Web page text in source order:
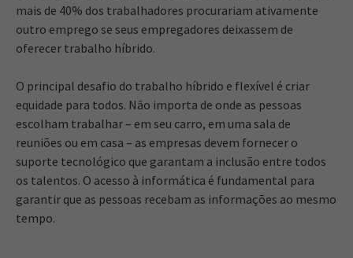
mais de 40% dos trabalhadores procurariam ativamente
outro emprego se seus empregadores deixassem de
oferecer trabalho híbrido.
O principal desafio do trabalho híbrido e flexível é criar
equidade para todos. Não importa de onde as pessoas
escolham trabalhar – em seu carro, em uma sala de
reuniões ou em casa – as empresas devem fornecer o
suporte tecnológico que garantam a inclusão entre todos
os talentos. O acesso à informática é fundamental para
garantir que as pessoas recebam as informações ao mesmo
tempo.